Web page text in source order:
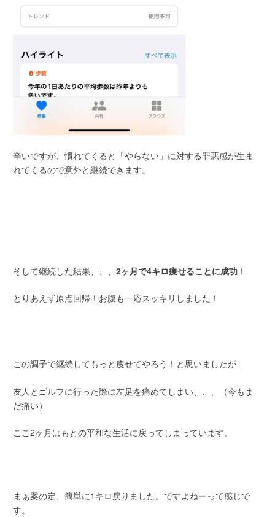
辛いですが、慣れてくると「やらない」に対する罪悪感が生ま
れてくるので意外と継続できます。
そして継続した結果、、、2ヶ月で4キロ痩せることに成功 ！
とりあえず原点回帰！お腹も一応スッキリしました！
この調子で継続してもっと痩せてやろう！と思いましたが
友人とゴルフに行った際に左足を痛めてしまい、、、（今もま
だ痛い）
ここ2ヶ月はもとの平和な生活に戻ってしまっています。
まぁ案の定、簡単に1キロ戻りました。ですよねーって感じで
す。